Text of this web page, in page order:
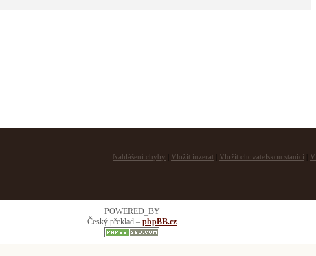
Nahlášení chyby Vložit inzerát Vložit chovatelskou stanici
POWERED_BY
Český překlad – phpBB.cz